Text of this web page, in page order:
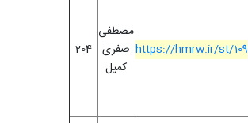
204
مصطفی
صفری
کمیل
https://hmrw.ir/st/109